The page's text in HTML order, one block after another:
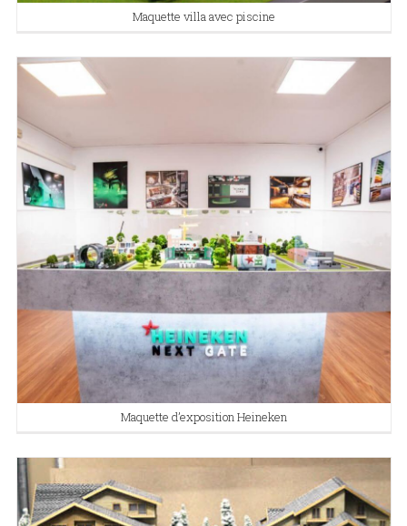
Maquette villa avec piscine
Maquette d’exposition Heineken